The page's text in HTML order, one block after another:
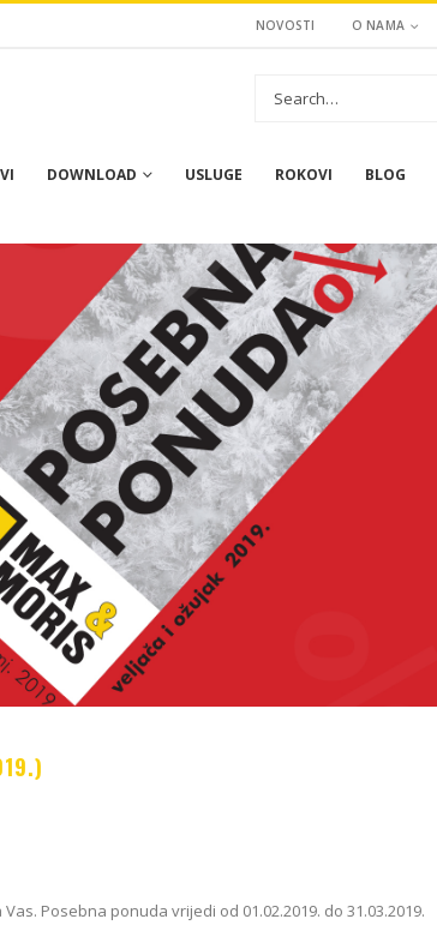
NOVOSTI O NAMA
DOWNLOAD USLUGE ROKOVI BLOG
Posebna ponuda vrijedi od 01.02.2019. do 31.03.2019.
AC: Kako sakriti
namještaju i riješiti se
zauvijek?
kolekcija
kako Lamello spaja i